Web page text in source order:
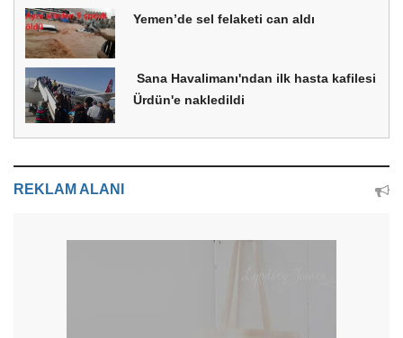
Yemen’de sel felaketi can aldı
Sana Havalimanı'ndan ilk hasta kafilesi
Ürdün'e nakledildi
REKLAM ALANI